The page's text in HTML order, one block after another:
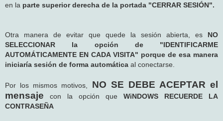
en la parte superior derecha de la portada "CERRAR SESIÓN".
Otra manera de evitar que quede la sesión abierta, es NO
SELECCIONAR la opción de "IDENTIFICARME
AUTOMÁTICAMENTE EN CADA VISITA" porque de esa manera
iniciaría sesión de forma automática al conectarse.
Por los mismos motivos, NO SE DEBE ACEPTAR el
mensaje con la opción que WiNDOWS RECUERDE LA
CONTRASEÑA